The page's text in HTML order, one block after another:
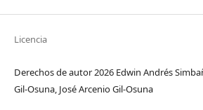
Licencia
Derechos de autor 2026 Edwin Andrés
Gil-Osuna, José Arcenio Gil-Osuna